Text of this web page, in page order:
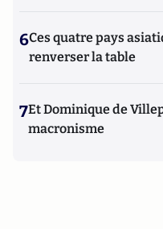
6Ces quatre pays
renverser la table
7Et Dominique de
macronisme